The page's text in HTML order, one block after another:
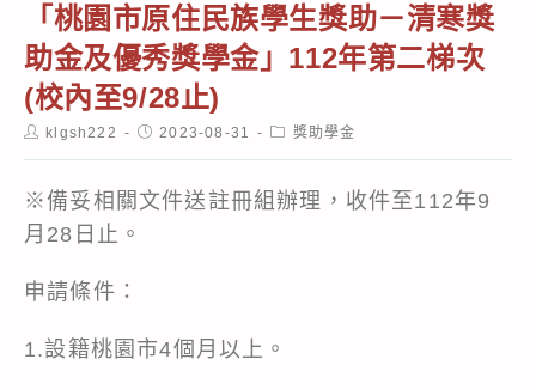
「桃園市原住民族學生獎助－清寒獎
助金及優秀獎學金」112年第二梯次
(校內至9/28止)
Postklgsh222
Post2023-08-31
Post獎助學金
※備妥相關文件送註冊組辦理，收件至112年9
月28日止。
申請條件：
1.設籍桃園市4個月以上。